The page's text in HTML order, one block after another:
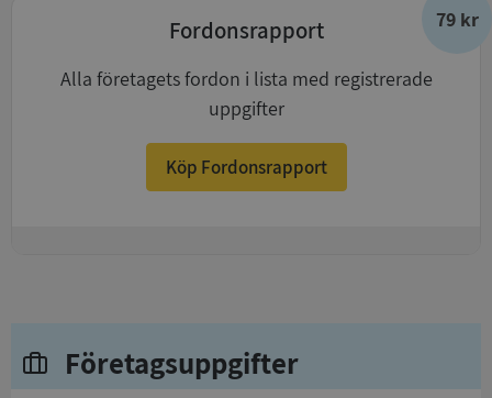
79 kr
Fordonsrapport
Alla företagets fordon i lista med registrerade
uppgifter
Köp Fordonsrapport
Företagsuppgifter